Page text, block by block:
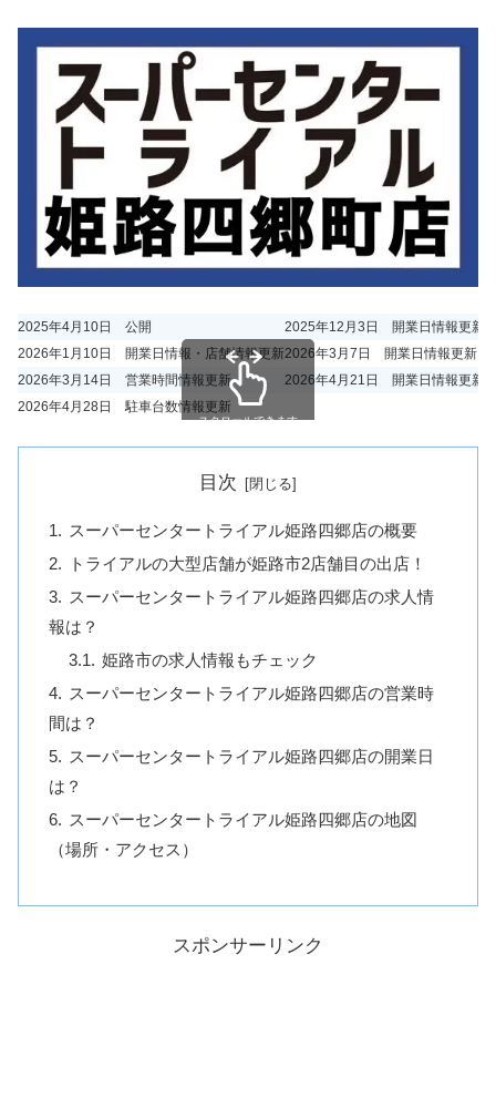
2025年4月10日 公開
2025年12月3日 開業日情報更新
2026年1月10日 開業日情報・店舗情報更新2026年3月7日 開業日情報更新
2026年3月14日 営業時間情報更新
2026年4月21日 開業日情報更新
2026年4月28日 駐車台数情報更新
スクロールできます
目次
スーパーセンタートライアル姫路四郷店の概要
トライアルの大型店舗が姫路市2店舗目の出店！
スーパーセンタートライアル姫路四郷店の求人情
報は？
姫路市の求人情報もチェック
スーパーセンタートライアル姫路四郷店の営業時
間は？
スーパーセンタートライアル姫路四郷店の開業日
は？
スーパーセンタートライアル姫路四郷店の地図
（場所・アクセス）
スポンサーリンク